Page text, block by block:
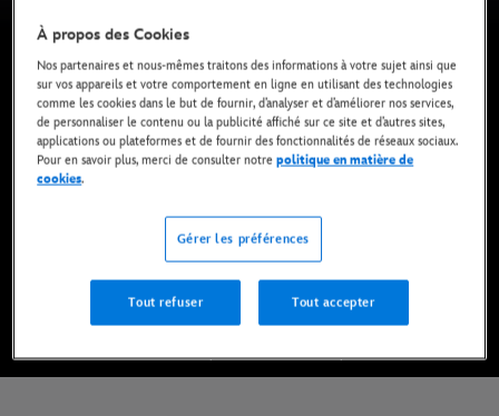
Maintenant disponible sur Disney+* et en DVD,
Blu-Ray et achat digital
REGARDER SUR DISNEY+
ACHETER LE FILM
* Abonnement requis | Offres dès 6,99€ par mois.
À propos des Cookies
Nos partenaires et nous-mêmes traitons des informations à votre sujet ainsi que
sur vos appareils et votre comportement en ligne en utilisant des technologies
comme les cookies dans le but de fournir, d’analyser et d’améliorer nos services,
de personnaliser le contenu ou la publicité affiché sur ce site et d’autres sites,
applications ou plateformes et de fournir des fonctionnalités de réseaux sociaux.
Pour en savoir plus, merci de consulter notrepolitique en matière de
cookies.
Gérer les préférences
Tout refuser Tout accepter